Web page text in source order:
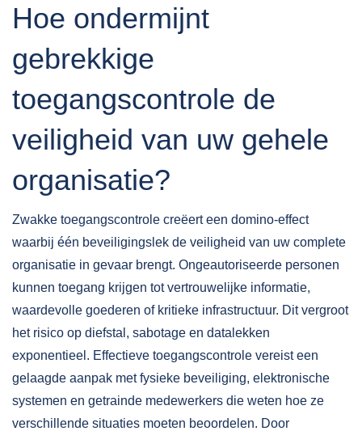
Hoe ondermijnt
gebrekkige
toegangscontrole de
veiligheid van uw gehele
organisatie?
Zwakke toegangscontrole creëert een domino-effect
waarbij één beveiligingslek de veiligheid van uw complete
organisatie in gevaar brengt. Ongeautoriseerde personen
kunnen toegang krijgen tot vertrouwelijke informatie,
waardevolle goederen of kritieke infrastructuur. Dit vergroot
het risico op diefstal, sabotage en datalekken
exponentieel. Effectieve toegangscontrole vereist een
gelaagde aanpak met fysieke beveiliging, elektronische
systemen en getrainde medewerkers die weten hoe ze
verschillende situaties moeten beoordelen. Door